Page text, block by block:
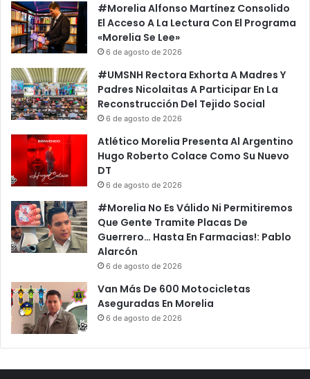
#Morelia Alfonso Martínez Consolido
El Acceso A La Lectura Con El Programa
«Morelia Se Lee»
6 de agosto de 2026
#UMSNH Rectora Exhorta A Madres Y
Padres Nicolaitas A Participar En La
Reconstrucción Del Tejido Social
6 de agosto de 2026
Atlético Morelia Presenta Al Argentino
Hugo Roberto Colace Como Su Nuevo
DT
6 de agosto de 2026
#Morelia No Es Válido Ni Permitiremos
Que Gente Tramite Placas De
Guerrero… Hasta En Farmacias!: Pablo
Alarcón
6 de agosto de 2026
Van Más De 600 Motocicletas
Aseguradas En Morelia
6 de agosto de 2026